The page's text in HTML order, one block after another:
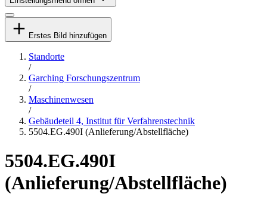
Erstes Bild hinzufügen
Standorte
/
Garching Forschungszentrum
/
Maschinenwesen
/
Gebäudeteil 4, Institut für Verfahrenstechnik
5504.EG.490I (Anlieferung/Abstellfläche)
5504.EG.490I
(Anlieferung/Abstellfläche)